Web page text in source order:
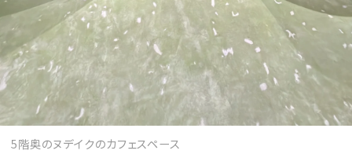
5階奥のヌデイクのカフェスペース